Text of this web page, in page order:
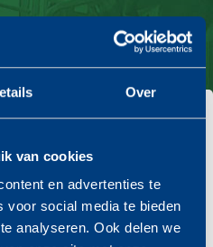
Over
van cookies
en advertenties te
voor social media te bieden
analyseren. Ook delen we
vertellen
uitspreken voor